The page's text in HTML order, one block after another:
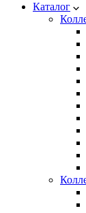
Каталог